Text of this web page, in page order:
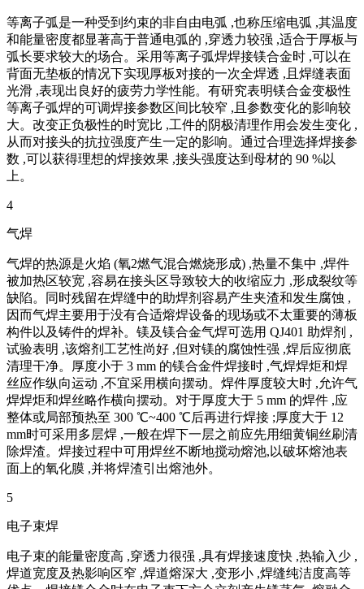
等离子弧是一种受到约束的非自由电弧 ,也称压缩电弧 ,其温度
和能量密度都显著高于普通电弧的 ,穿透力较强 ,适合于厚板与
弧长要求较大的场合。采用等离子弧焊焊接镁合金时 ,可以在
背面无垫板的情况下实现厚板对接的一次全焊透 ,且焊缝表面
光滑 ,表现出良好的疲劳力学性能。有研究表明镁合金变极性
等离子弧焊的可调焊接参数区间比较窄 ,且参数变化的影响较
大。改变正负极性的时宽比 ,工件的阴极清理作用会发生变化 ,
从而对接头的抗拉强度产生一定的影响。通过合理选择焊接参
数 ,可以获得理想的焊接效果 ,接头强度达到母材的 90 %以
上。
4
气焊
气焊的热源是火焰 (氧2燃气混合燃烧形成) ,热量不集中 ,焊件
被加热区较宽 ,容易在接头区导致较大的收缩应力 ,形成裂纹等
缺陷。同时残留在焊缝中的助焊剂容易产生夹渣和发生腐蚀 ,
因而气焊主要用于没有合适熔焊设备的现场或不太重要的薄板
构件以及铸件的焊补。镁及镁合金气焊可选用 QJ401 助焊剂 ,
试验表明 ,该熔剂工艺性尚好 ,但对镁的腐蚀性强 ,焊后应彻底
清理干净。厚度小于 3 mm 的镁合金件焊接时 ,气焊焊炬和焊
丝应作纵向运动 ,不宜采用横向摆动。焊件厚度较大时 ,允许气
焊焊炬和焊丝略作横向摆动。对于厚度大于 5 mm 的焊件 ,应
整体或局部预热至 300 ℃~400 ℃后再进行焊接 ;厚度大于 12
mm时可采用多层焊 ,一般在焊下一层之前应先用细黄铜丝刷清
除焊渣。焊接过程中可用焊丝不断地搅动熔池,以破坏熔池表
面上的氧化膜 ,并将焊渣引出熔池外。
5
电子束焊
电子束的能量密度高 ,穿透力很强 ,具有焊接速度快 ,热输入少 ,
焊道宽度及热影响区窄 ,焊道熔深大 ,变形小 ,焊缝纯洁度高等